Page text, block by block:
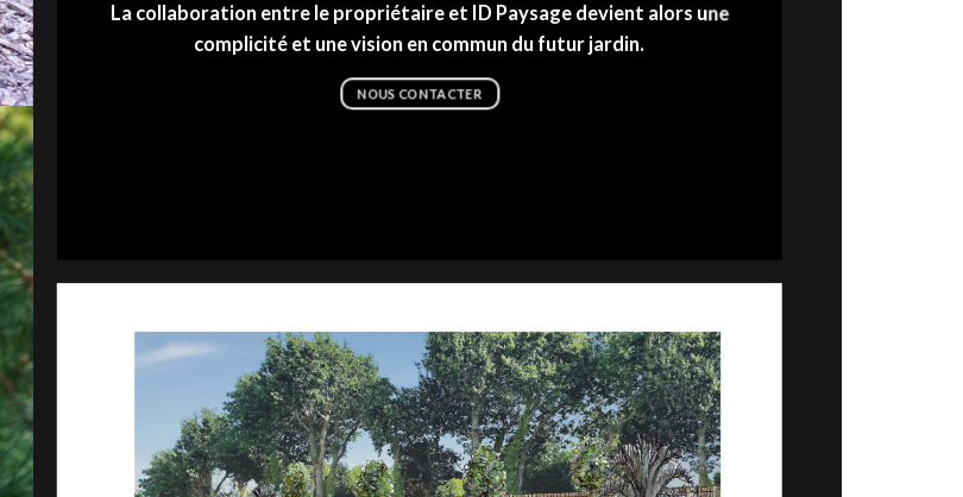
La collaboration entre le propriétaire et ID Paysage devient alors une
complicité et une vision en commun du futur jardin.
NOUS CONTACTER